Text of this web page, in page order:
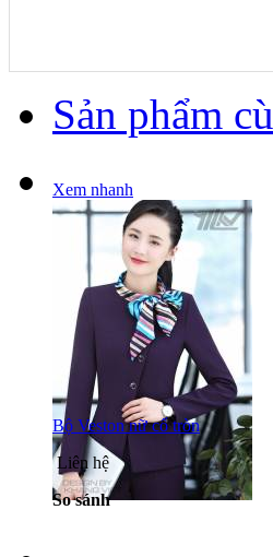
Sản phẩm
Xem nhanh
Bộ Veston nữ cổ tròn
Liên hệ
So sánh